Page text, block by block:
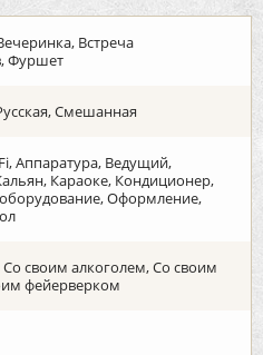
Встреча
Фуршет
Смешанная
Аппаратура, Ведущий,
Караоке, Кондиционер,
Оформление,
Со своим алкоголем, Со своим
фейерверком